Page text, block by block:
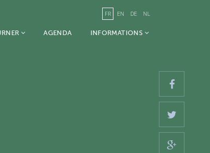
FR EN DE NL
AGENDA INFORMATIONS